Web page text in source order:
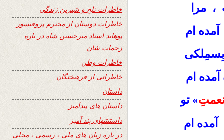
مرا
ام
ام
» تو
ام
خاطرات تلخ و شیرین زندگی
خاطرات دوستان از محترم پروفیسور
پوهاند استاد میرحسین شاه در باره
زحمات شان
خاطرات وطن
خاطراتی از فرهیختگان
داستان
داستان های پندآمیز
داستنتنهای پند آمیز
در باره زبان های ملی ، رسمی ، محلی